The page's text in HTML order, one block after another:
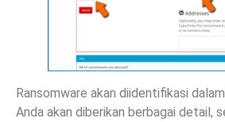
Ransomware akan diidentifikasi
Anda akan diberikan berbagai detail,